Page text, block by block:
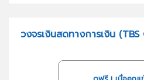
วงจรเงินสดทางการเงิน